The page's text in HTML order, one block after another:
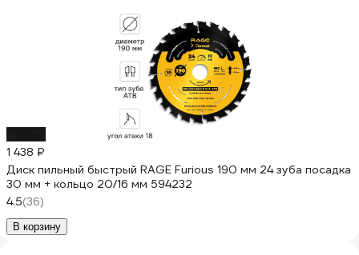
1 438 ₽
Диск пильный быстрый RAGE Furious 190 мм 24 зуба посадка
30 мм + кольцо 20/16 мм 594232
4.5(36)
В корзину